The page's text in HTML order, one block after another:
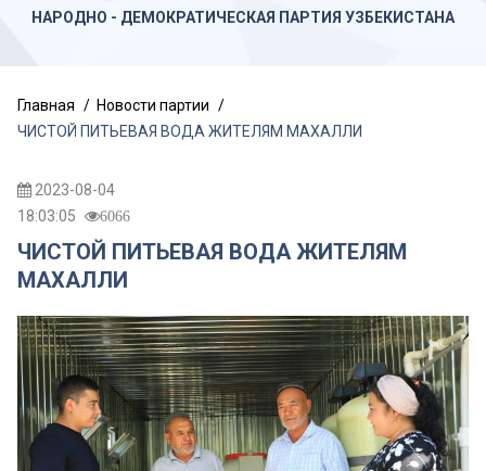
НАРОДНО - ДЕМОКРАТИЧЕСКАЯ ПАРТИЯ УЗБЕКИСТАНА
Главная
Новости партии
ЧИСТОЙ ПИТЬЕВАЯ ВОДА ЖИТЕЛЯМ МАХАЛЛИ
2023-08-04
18:03:05
6066
ЧИСТОЙ ПИТЬЕВАЯ ВОДА ЖИТЕЛЯМ
МАХАЛЛИ